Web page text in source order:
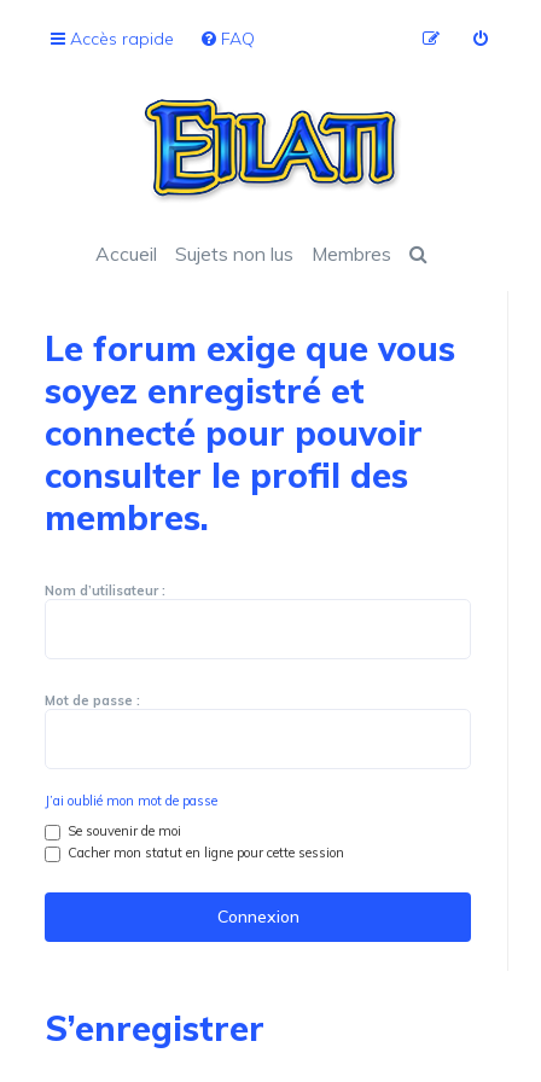
Accès rapide FAQ
Accueil Sujets non lus Membres
Le forum exige que vous
soyez enregistré et
connecté pour pouvoir
consulter le profil des
membres.
Nom d’utilisateur :
Mot de passe :
J’ai oublié mon mot de passe
Se souvenir de moi
Cacher mon statut en ligne pour cette session
S’enregistrer